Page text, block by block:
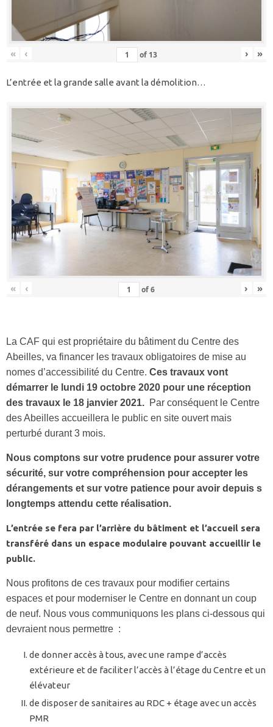
« ‹ of 13 › »
L’entrée et la grande salle avant la démolition…
« ‹ of6 › »
La CAF qui est propriétaire du bâtiment du Centre des
Abeilles, va financer les travaux obligatoires de mise au
nomes d’accessibilité du Centre. Ces travaux vont
démarrer le lundi 19 octobre 2020 pour une réception
des travaux le 18 janvier 2021. Par conséquent le Centre
des Abeilles accueillera le public en site ouvert mais
perturbé durant 3 mois.
Nous comptons sur votre prudence pour assurer votre
sécurité, sur votre compréhension pour accepter les
dérangements et sur votre patience pour avoir depuis s
longtemps attendu cette réalisation.
L’entrée se fera par l’arrière du bâtiment et l’accueil sera
transféré dans un espace modulaire pouvant accueillir le
public.
Nous profitons de ces travaux pour modifier certains
espaces et pour moderniser le Centre en donnant un coup
de neuf. Nous vous communiquons les plans ci-dessous qui
devraient nous permettre :
de donner accès à tous, avec une rampe d’accès
extérieure et de faciliter l’accès à l’étage du Centre et un
élévateur
de disposer de sanitaires au RDC + étage avec un accès
PMR